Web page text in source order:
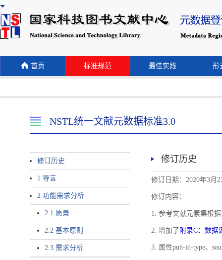
首页 标准规范 最佳实践 形
NSTL统一文献元数据标准3.0
修订历史
1 导言
2 功能需求分析
2.1 愿景
2.2 基本原则
2.3 需求分析
修订历史
修订日期：2020年3月
修订内容：
1. 参考文献元素集根
2. 增加了 附录C：数据
3. 属性pub-id-type、